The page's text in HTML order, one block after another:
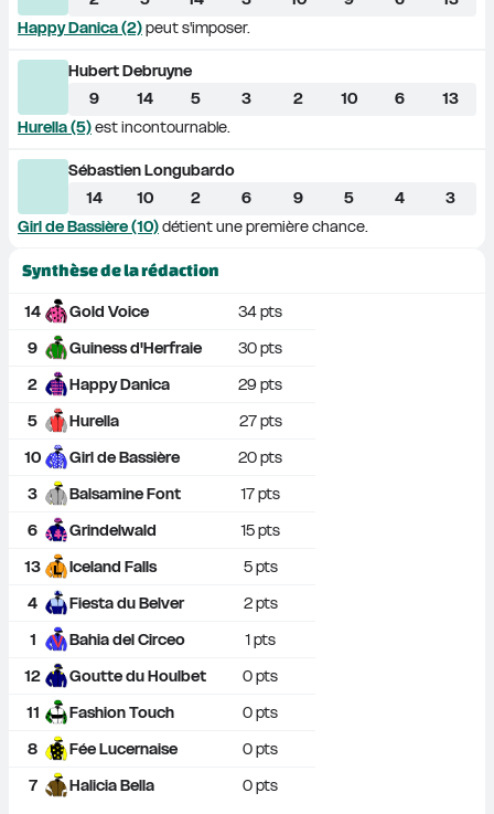
Happy Danica (2) peut s'imposer.
Hubert Debruyne
9
14 5 3 2 10 6
13
Hurella (5) est incontournable.
Sébastien Longubardo
14
10 2 6 9 5 4
3
Girl de Bassière (10) détient une première chance.
Synthèse de la rédaction
14 Gold Voice 34 pts
9
Guiness d'Herfraie 30 pts
2
Happy Danica 29 pts
5
Hurella 27 pts
10
Girl de Bassière 20 pts
3
Balsamine Font 17 pts
6
Grindelwald 15 pts
13
Iceland Falls 5 pts
4
Fiesta du Belver 2 pts
1
Bahia del Circeo 1 pts
12
Goutte du Houlbet 0 pts
11
Fashion Touch 0 pts
8
Fée Lucernaise 0 pts
7
Halicia Bella 0 pts